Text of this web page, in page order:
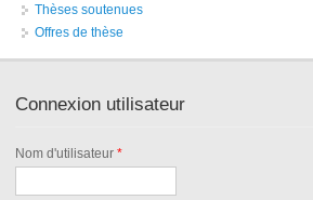
Thèses soutenues
Offres de thèse
Connexion utilisateur
Nom d'utilisateur*